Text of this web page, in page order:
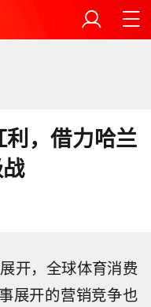
，借力哈兰
开，全球体育消费
展开的营销竞争也